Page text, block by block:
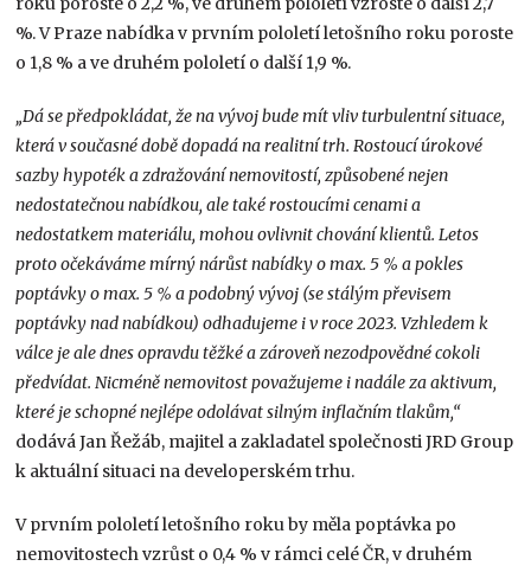
%. V Praze nabídka v prvním pololetí letošního roku poroste
o 1,8 % a ve druhém pololetí o další 1,9 %.
„Dá se předpokládat, že na vývoj bude mít vliv turbulentní situace,
která v současné době dopadá na realitní trh. Rostoucí úrokové
sazby hypoték a zdražování nemovitostí, způsobené nejen
nedostatečnou nabídkou, ale také rostoucími cenami a
nedostatkem materiálu, mohou ovlivnit chování klientů. Letos
proto očekáváme mírný nárůst nabídky o max. 5 % a pokles
poptávky o max. 5 % a podobný vývoj (se stálým převisem
poptávky nad nabídkou) odhadujeme i v roce 2023. Vzhledem k
válce je ale dnes opravdu těžké a zároveň nezodpovědné cokoli
předvídat. Nicméně nemovitost považujeme i nadále za aktivum,
které je schopné nejlépe odolávat silným inflačním tlakům,“
dodává Jan Řežáb, majitel a zakladatel společnosti JRD Group
k aktuální situaci na developerském trhu.
V prvním pololetí letošního roku by měla poptávka po
nemovitostech vzrůst o 0,4 % v rámci celé ČR, v druhém